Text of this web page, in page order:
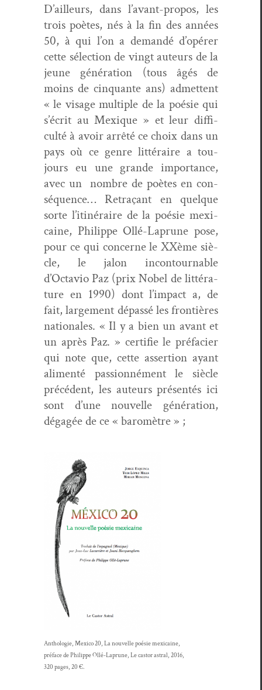
D’ailleurs, dans l’avant-propos, les
trois poètes, nés à la fin des années
50, à qui l’on a demandé d’opérer
cette sélec­tion de vingt auteurs de la
jeune généra­tion (tous âgés de
moins de cinquante ans) admet­tent
« le vis­age mul­ti­ple de la poésie qui
s’écrit au Mex­ique » et leur dif­fi­
culté à avoir arrêté ce choix dans un
pays où ce genre lit­téraire a tou­
jours eu une grande impor­tance,
avec un nom­bre de poètes en con­
séquence… Retraçant en quelque
sorte l’itinéraire de la poésie mex­i­
caine, Philippe Ollé-Laprune pose,
pour ce qui con­cerne le XXème siè­
cle, le jalon incon­tourn­able
d’Octavio Paz (prix Nobel de lit­téra­
ture en 1990) dont l’impact a, de
fait, large­ment dépassé les fron­tières
nationales. « Il y a bien un avant et
un après Paz. » cer­ti­fie le pré­faci­er
qui note que, cette asser­tion ayant
ali­men­té pas­sion­né­ment le siè­cle
précé­dent, les auteurs présen­tés ici
sont d’une nou­velle généra­tion,
dégagée de ce « baromètre » ;
Antholo­gie, Mex­i­co 20, La nou­velle poésie mexicaine,
pré­face de Philippe Ollé-Laprune, Le cas­tor astral, 2016,
320 pages, 20 €.